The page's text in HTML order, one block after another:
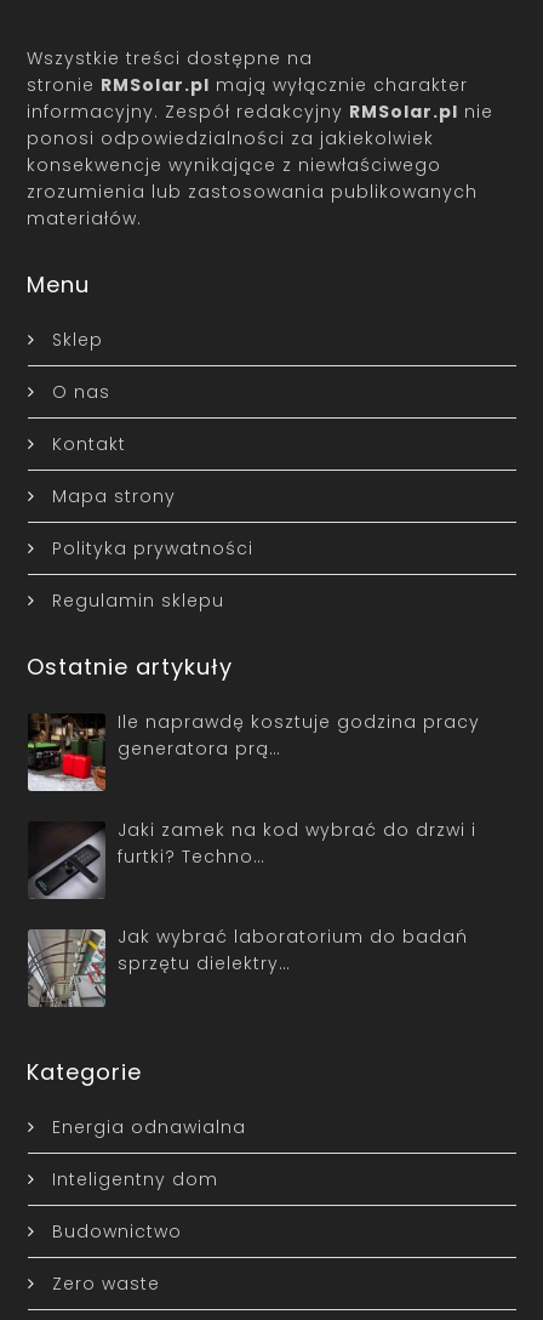
Wszystkie treści dostępne na
stronie RMSolar.pl mają wyłącznie charakter
informacyjny. Zespół redakcyjny RMSolar.pl nie
ponosi odpowiedzialności za jakiekolwiek
konsekwencje wynikające z niewłaściwego
zrozumienia lub zastosowania publikowanych
materiałów.
Menu
Sklep
O nas
Kontakt
Mapa strony
Polityka prywatności
Regulamin sklepu
Ostatnie artykuły
Ile naprawdę kosztuje godzina pracy
generatora prą…
Jaki zamek na kod wybrać do drzwi i
furtki? Techno…
Jak wybrać laboratorium do badań
sprzętu dielektry…
Kategorie
Energia odnawialna
Inteligentny dom
Budownictwo
Zero waste